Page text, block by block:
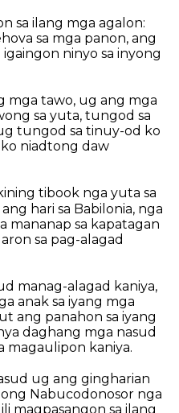
sa ilang mga agalon:
sa mga panon, ang
igaingon ninyo sa inyong
mga tawo, ug ang mga
sa yuta, tungod sa
tungod sa tinuy-od ko
niadtong daw
tibook nga yuta sa
hari sa Babilonia, nga
mananap sa kapatagan
sa pag-alagad
manag-alagad kaniya,
anak sa iyang mga
ang panahon sa iyang
daghang mga nasud
magaulipon kaniya.
ug ang gingharian
Nabucodonosor nga
magpasangon sa ilang